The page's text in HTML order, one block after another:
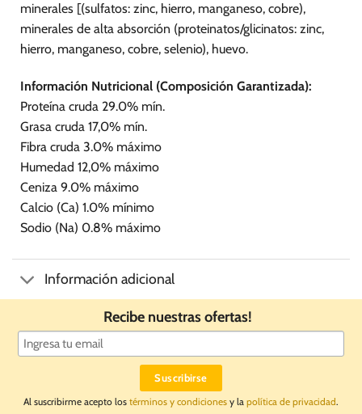
minerales [(sulfatos: zinc, hierro, manganeso, cobre),
minerales de alta absorción (proteinatos/glicinatos: zinc,
hierro, manganeso, cobre, selenio), huevo.
Información Nutricional (Composición Garantizada):
Proteína cruda 29.0% mín.
Grasa cruda 17,0% mín.
Fibra cruda 3.0% máximo
Humedad 12,0% máximo
Ceniza 9.0% máximo
Calcio (Ca) 1.0% mínimo
Sodio (Na) 0.8% máximo
Información adicional
Recibe nuestras ofertas!
Al suscribirme acepto los términos y condiciones y la política de privacidad.